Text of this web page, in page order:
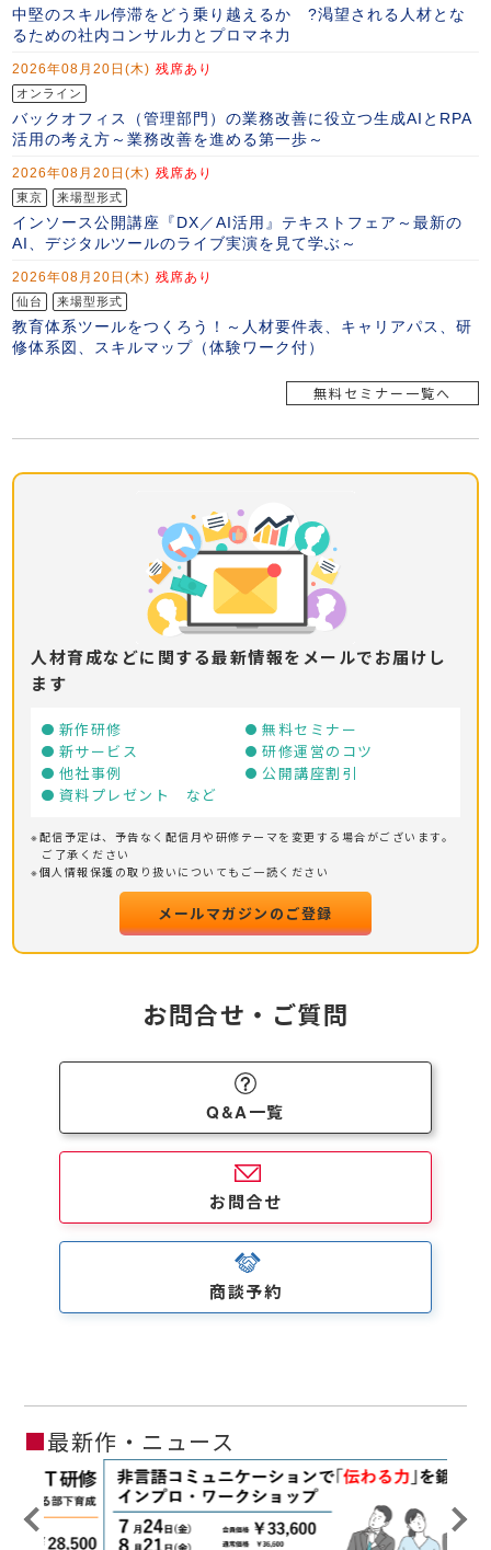
無料セミナー一覧へ
人材育成などに関する最新情報をメールでお届けし
ます
新作研修
無料セミナー
新サービス
研修運営のコツ
他社事例
公開講座割引
資料プレゼント など
※配信予定は、予告なく配信月や研修テーマを変更する場合がございます。
ご了承ください
※個人情報保護の取り扱いについてもご一読ください
メールマガジンのご登録
お問合せ・ご質問
Q&A一覧
お問合せ
商談予約
■最新作・ニュース